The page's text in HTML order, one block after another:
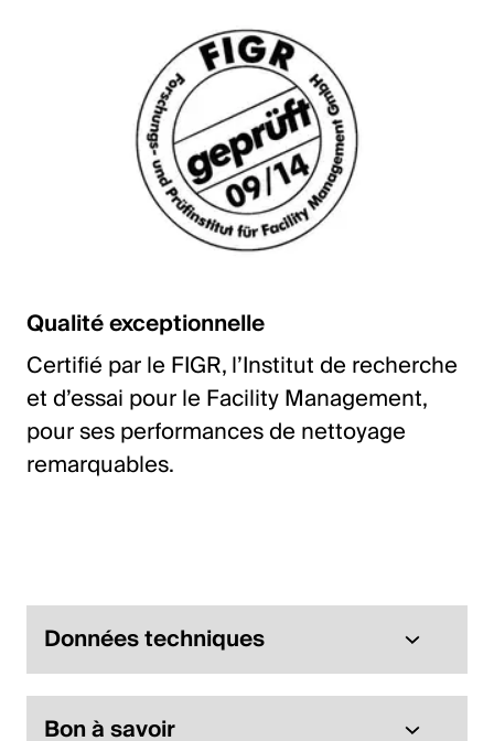
Qualité exceptionnelle
Certifié par le FIGR, l’Institut de recherche
et d’essai pour le Facility Management,
pour ses performances de nettoyage
remarquables.
Données techniques
Bon à savoir